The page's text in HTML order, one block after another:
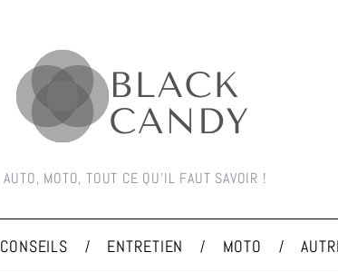
AUTO, MOTO, TOUT CE QU'IL FAUT SAVOIR !
CONSEILS ENTRETIEN MOTO